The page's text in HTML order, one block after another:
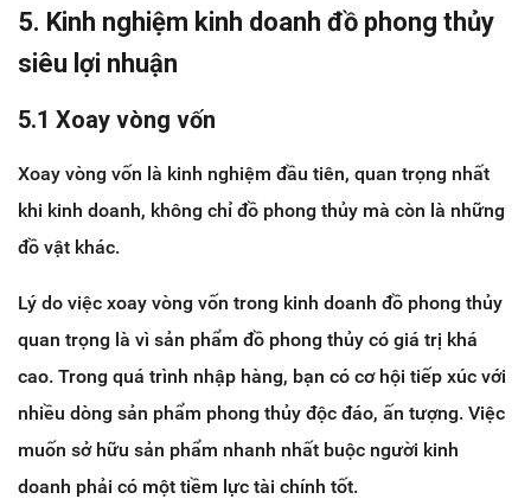
5. Kinh nghiệm kinh doanh đồ phong thủy
siêu lợi nhuận
5.1 Xoay vòng vốn
Xoay vòng vốn là kinh nghiệm đầu tiên, quan trọng nhất
khi kinh doanh, không chỉ đồ phong thủy mà còn là những
đồ vật khác.
Lý do việc xoay vòng vốn trong kinh doanh đồ phong thủy
quan trọng là vì sản phẩm đồ phong thủy có giá trị khá
cao. Trong quá trình nhập hàng, bạn có cơ hội tiếp xúc với
nhiều dòng sản phẩm phong thủy độc đáo, ấn tượng. Việc
muốn sở hữu sản phẩm nhanh nhất buộc người kinh
doanh phải có một tiềm lực tài chính tốt.